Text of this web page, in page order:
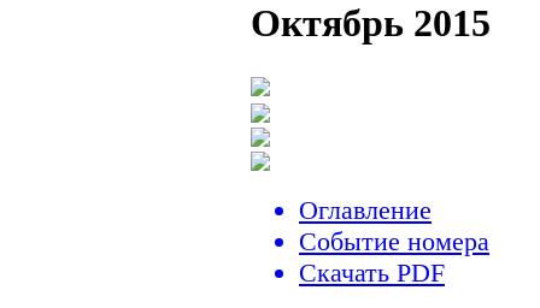
Октябрь 2015
Оглавление
Событие номера
Скачать PDF